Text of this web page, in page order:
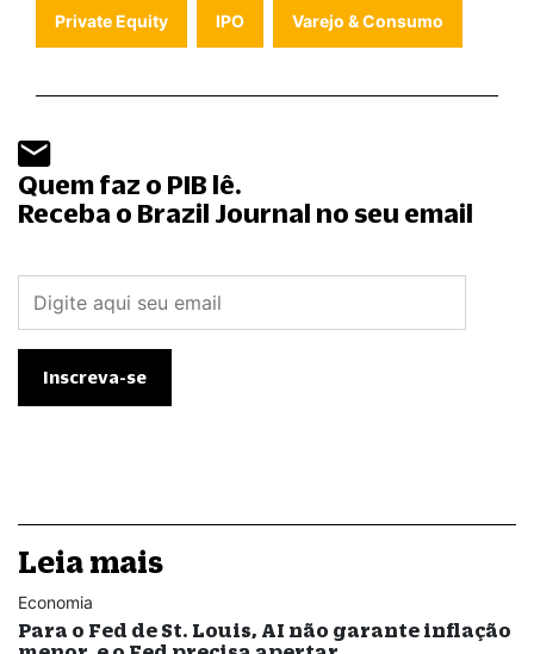
Private Equity IPO Varejo & Consumo
Quem faz o PIB lê.
Receba o Brazil Journal no seu email
Leia mais
Economia
Para o Fed de St. Louis, AI não garante inflação